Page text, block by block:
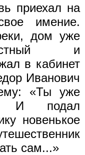
приехал на
имение.
дом уже
и
в кабинет
Иванович
«Ты уже
И подал
новенькое
сам...»